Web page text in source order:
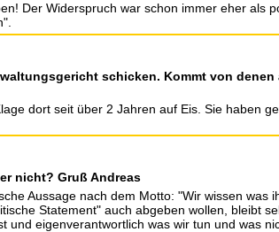
Der Widerspruch war schon immer eher als
schicken. Kommt von
dort seit über 2 Jahren auf Eis. Sie haben
nicht? Gruß Andreas
Aussage nach dem Motto: "Wir wissen was
Statement" auch abgeben wollen, bleibt
eigenverantwortlich was wir tun und was